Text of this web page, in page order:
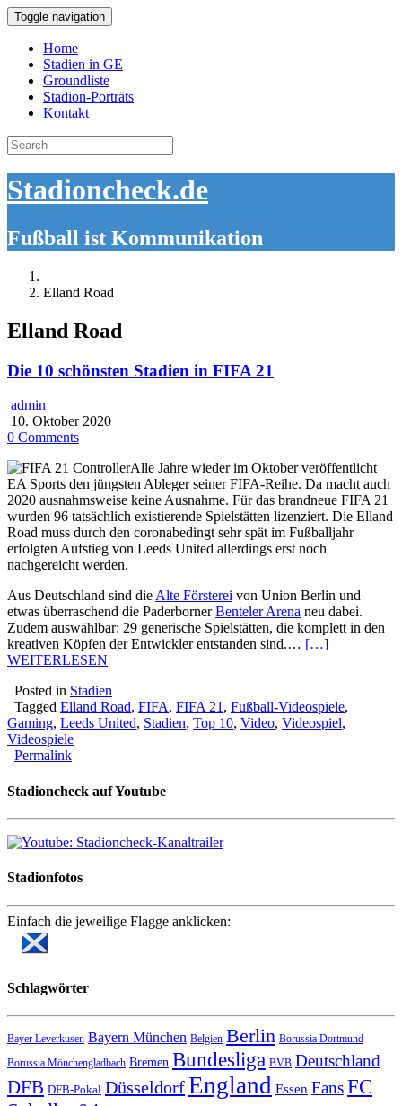
Toggle navigation
Home
Stadien in GE
Groundliste
Stadion-Porträts
Kontakt
Search
for:
Stadioncheck.de
Fußball ist Kommunikation
Elland Road
Elland Road
Die 10 schönsten Stadien in FIFA 21
admin
10. Oktober 2020
0 Comments
Alle Jahre wieder im Oktober veröffentlicht
EA Sports den jüngsten Ableger seiner FIFA-Reihe. Da macht auch
2020 ausnahmsweise keine Ausnahme. Für das brandneue FIFA 21
wurden 96 tatsächlich existierende Spielstätten lizenziert. Die Elland
Road muss durch den coronabedingt sehr spät im Fußballjahr
erfolgten Aufstieg von Leeds United allerdings erst noch
nachgereicht werden.
Aus Deutschland sind die Alte Försterei von Union Berlin und
etwas überraschend die PaderbornerBenteler Arena neu dabei.
Zudem auswählbar: 29 generische Spielstätten, die komplett in den
kreativen Köpfen der Entwickler entstanden sind.… […]
WEITERLESEN
Posted in Stadien
Tagged Elland Road, FIFA, FIFA 21 , Fußball-Videospiele,
Gaming, Leeds United, Stadien, Top 10, Video, Videospiel,
Videospiele
Permalink
Stadioncheck auf Youtube
Stadionfotos
Einfach die jeweilige Flagge anklicken:
Schlagwörter
Bayer Leverkusen Bayern München Belgien Berlin Borussia Dortmund
Borussia Mönchengladbach Bremen Bundesliga BVB Deutschland
DFB DFB-Pokal DüsseldorfEngland Essen FansFC